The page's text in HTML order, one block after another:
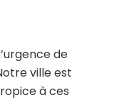
de
ville est
à ces